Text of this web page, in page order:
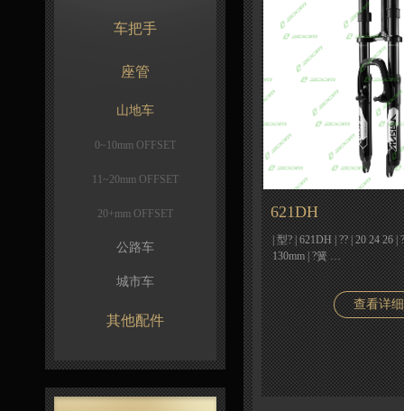
车把手
座管
山地车
0~10mm OFFSET
11~20mm OFFSET
20+mm OFFSET
公路车
城市车
其他配件
621DH
| 型? | 621DH | ?? | 20 24 26
130mm | ?簧 …
查看详细